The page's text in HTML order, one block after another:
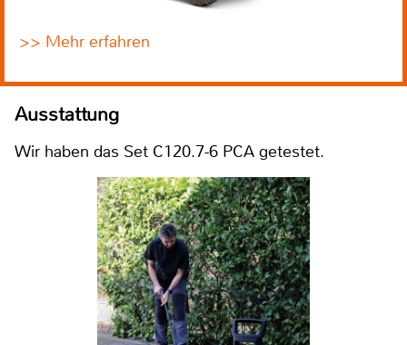
>> Mehr erfahren
Ausstattung
Wir haben das Set C120.7-6 PCA getestet.